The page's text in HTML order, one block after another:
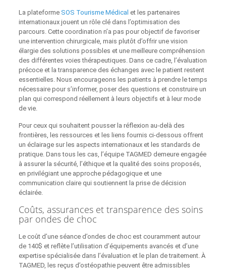
La plateforme SOS Tourisme Médical et les partenaires
internationaux jouent un rôle clé dans l’optimisation des
parcours. Cette coordination n’a pas pour objectif de favoriser
une intervention chirurgicale, mais plutôt d’offrir une vision
élargie des solutions possibles et une meilleure compréhension
des différentes voies thérapeutiques. Dans ce cadre, l’évaluation
précoce et la transparence des échanges avec le patient restent
essentielles. Nous encourageons les patients à prendre le temps
nécessaire pour s’informer, poser des questions et construire un
plan qui correspond réellement à leurs objectifs et à leur mode
de vie.
Pour ceux qui souhaitent pousser la réflexion au-delà des
frontières, les ressources et les liens fournis ci‑dessous offrent
un éclairage sur les aspects internationaux et les standards de
pratique. Dans tous les cas, l’équipe TAGMED demeure engagée
à assurer la sécurité, l’éthique et la qualité des soins proposés,
en privilégiant une approche pédagogique et une
communication claire qui soutiennent la prise de décision
éclairée.
Coûts, assurances et transparence des soins
par ondes de choc
Le coût d’une séance d’ondes de choc est couramment autour
de 140$ et reflète l’utilisation d’équipements avancés et d’une
expertise spécialisée dans l’évaluation et le plan de traitement. À
TAGMED, les reçus d’ostéopathie peuvent être admissibles